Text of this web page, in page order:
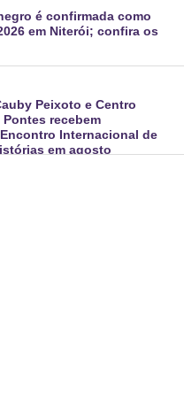
é confirmada como
em Niterói; confira os
Peixoto e Centro
recebem
Internacional de
em agosto